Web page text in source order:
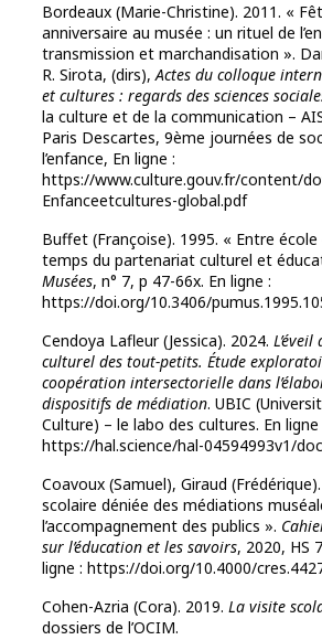
Bordeaux (Marie-Christine). 2011. «
anniversaire au musée : un rituel de
transmission et marchandisation ».
R. Sirota, (dirs),Actes du colloque
et cultures : regards des sciences
la culture et de la communication –
Paris Descartes, 9ème journées de
l’enfance, En ligne :
https://www.culture.gouv.fr/content/
Enfanceetcultures-global.pdf
Buffet (Françoise). 1995. « Entre
temps du partenariat culturel et
Musées, n° 7, p 47-66x. En ligne :
https://doi.org/10.3406/
Cendoya Lafleur (Jessica). 2024.
culturel des tout-petits. Étude
coopération intersectorielle dans
dispositifs de médiation. UBIC
Culture) – le labo des cultures. En ligne
https://hal.science/hal-04594993v1/
Coavoux (Samuel), Giraud
scolaire déniée des médiations
l’accompagnement des publics ».
sur l’éducation et les savoirs, 2020, HS
ligne : https://doi.org/10.4000/
Cohen-Azria (Cora). 2019. La visite
dossiers de l’OCIM.